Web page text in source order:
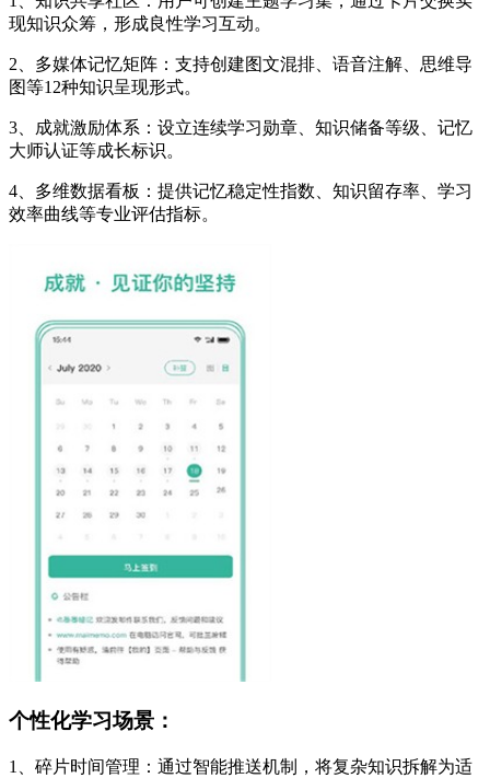
现知识众筹，形成良性学习互动。
2、多媒体记忆矩阵：支持创建图文混排、语音注解、思维导
图等12种知识呈现形式。
3、成就激励体系：设立连续学习勋章、知识储备等级、记忆
大师认证等成长标识。
4、多维数据看板：提供记忆稳定性指数、知识留存率、学习
效率曲线等专业评估指标。
个性化学习场景：
1、碎片时间管理：通过智能推送机制，将复杂知识拆解为适